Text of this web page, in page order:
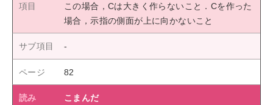
この場合，Cは大きく作らないこと．Cを作った
場合，示指の側面が上に向かないこと
82
こまんだ